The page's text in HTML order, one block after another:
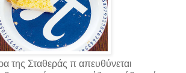
της Σταθεράς π απευθύνεται